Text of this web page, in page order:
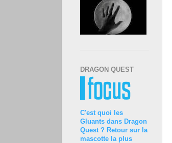
DRAGON QUEST
C'est quoi les
Gluants dans Dragon
Quest ? Retour sur la
mascotte la plus